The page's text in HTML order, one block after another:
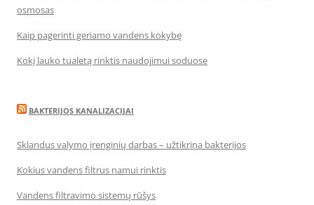
osmosas
Kaip pagerinti geriamo vandens kokybę
Kokį lauko tualetą rinktis naudojimui soduose
BAKTERIJOS KANALIZACIJAI
Sklandus valymo įrenginių darbas – užtikrina bakterijos
Kokius vandens filtrus namui rinktis
Vandens filtravimo sistemų rūšys